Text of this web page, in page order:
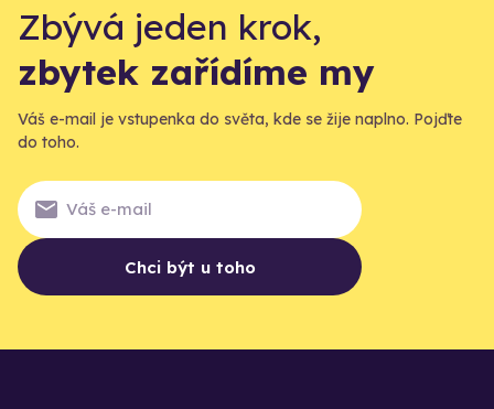
Zbývá jeden krok,
zbytek zařídíme my
Váš e-mail je vstupenka do světa, kde se žije naplno. Pojďte
do toho.
Chci být u toho